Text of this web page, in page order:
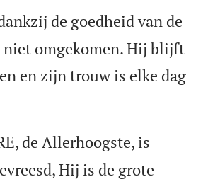
de goedheid van de
niet omgekomen. Hij blijft
en zijn trouw is elke dag
de Allerhoogste, is
Hij is de grote